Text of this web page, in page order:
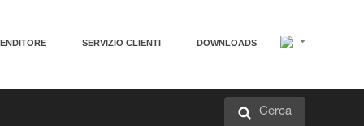
SERVIZIO CLIENTI DOWNLOADS
Cerca